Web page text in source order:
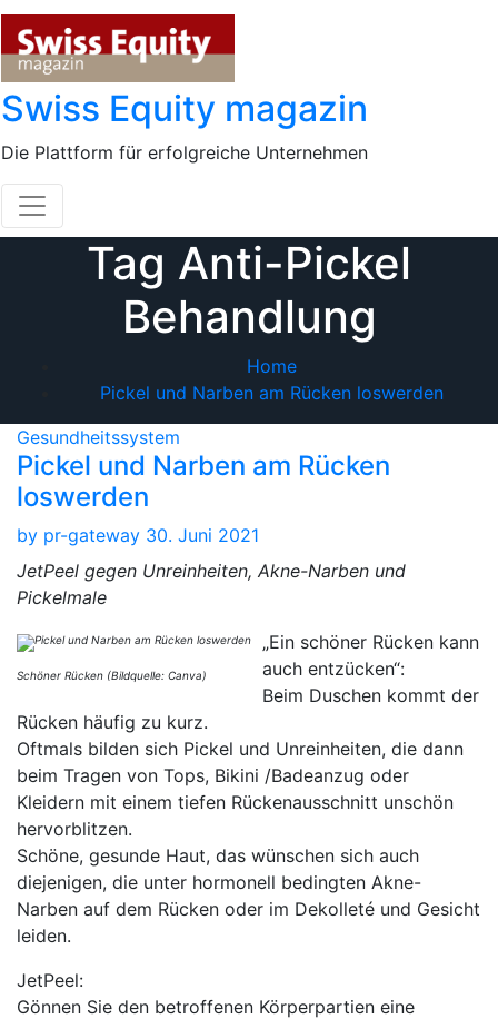
Skip
content
Swiss Equity magazin
Die Plattform für erfolgreiche Unternehmen
Tag Anti-Pickel
Behandlung
Home
Pickel und Narben am Rücken loswerden
Gesundheitssystem
Pickel und Narben am Rücken
loswerden
by pr-gateway 30. Juni 2021
JetPeel gegen Unreinheiten, Akne-Narben und
Pickelmale
Schöner Rücken (Bildquelle: Canva)
„Ein schöner Rücken kann
auch entzücken“:
Beim Duschen kommt der
Rücken häufig zu kurz.
Oftmals bilden sich Pickel und Unreinheiten, die dann
beim Tragen von Tops, Bikini /Badeanzug oder
Kleidern mit einem tiefen Rückenausschnitt unschön
hervorblitzen.
Schöne, gesunde Haut, das wünschen sich auch
diejenigen, die unter hormonell bedingten Akne-
Narben auf dem Rücken oder im Dekolleté und Gesicht
leiden.
JetPeel:
Gönnen Sie den betroffenen Körperpartien eine